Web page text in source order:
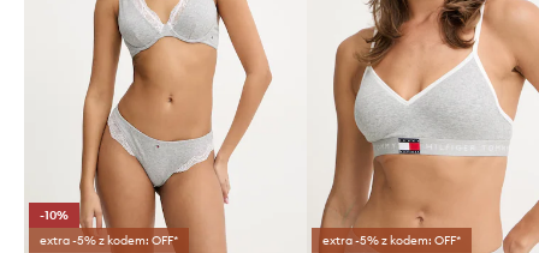
-10%
extra -5% z kodem: OFF*
extra -5% z kodem: OFF*